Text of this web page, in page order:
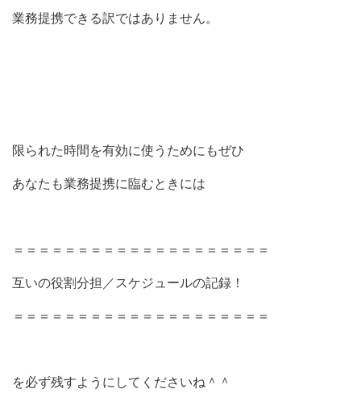
業務提携できる訳ではありません。
限られた時間を有効に使うためにもぜひ
あなたも業務提携に臨むときには
＝＝＝＝＝＝＝＝＝＝＝＝＝＝＝＝＝＝＝＝
互いの役割分担／スケジュールの記録！
＝＝＝＝＝＝＝＝＝＝＝＝＝＝＝＝＝＝＝＝
を必ず残すようにしてくださいね＾＾